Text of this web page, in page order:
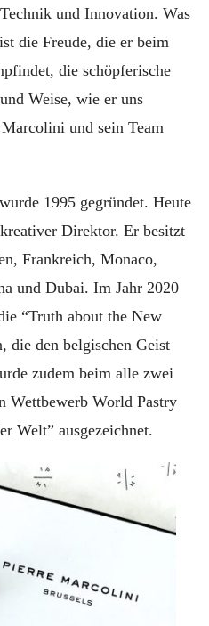
und Innovation. Was
die Freude, die er beim
die schöpferische
Weise, wie er uns
und sein Team
1995 gegründet. Heute
Direktor. Er besitzt
Frankreich, Monaco,
und Dubai. Im Jahr 2020
“Truth about the New
die den belgischen Geist
zudem beim alle zwei
Wettbewerb World Pastry
Welt” ausgezeichnet.